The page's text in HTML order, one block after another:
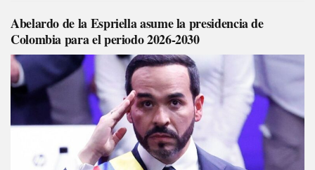
Abelardo de la Espriella asume la presidencia de
Colombia para el periodo 2026-2030